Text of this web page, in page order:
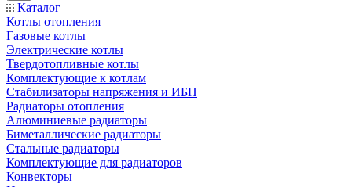
Каталог
Котлы отопления
Газовые котлы
Электрические котлы
Твердотопливные котлы
Комплектующие к котлам
Стабилизаторы напряжения и ИБП
Радиаторы отопления
Алюминиевые радиаторы
Биметаллические радиаторы
Стальные радиаторы
Комплектующие для радиаторов
Конвекторы